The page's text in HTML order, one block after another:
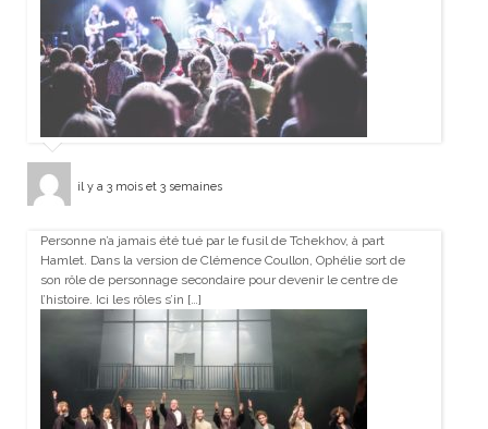
il y a 3 mois et 3 semaines
Personne n’a jamais été tué par le fusil de Tchekhov, à part
Hamlet. Dans la version de Clémence Coullon, Ophélie sort de
son rôle de personnage secondaire pour devenir le centre de
l’histoire. Ici les rôles s’in […]